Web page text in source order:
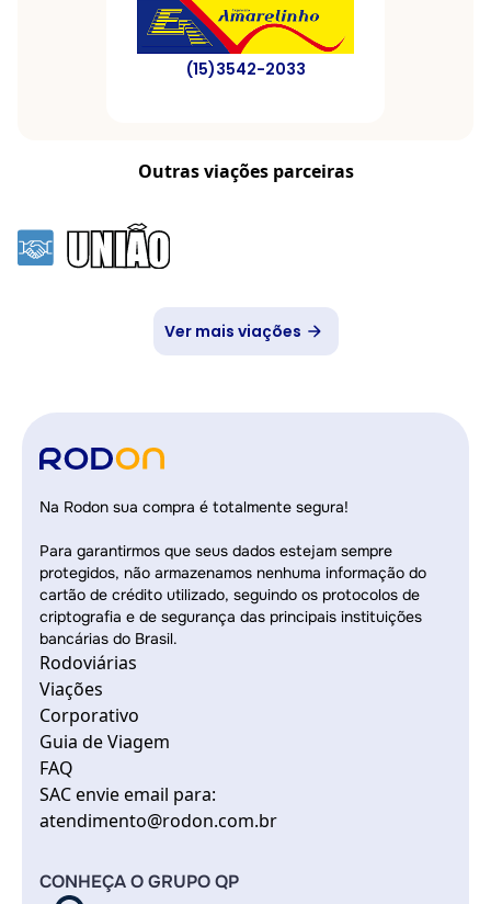
(15)3542-2033
Outras viações parceiras
Ver mais viações
Na Rodon sua compra é totalmente segura!
Para garantirmos que seus dados estejam sempre
protegidos, não armazenamos nenhuma informação do
cartão de crédito utilizado, seguindo os protocolos de
criptografia e de segurança das principais instituições
bancárias do Brasil.
Rodoviárias
Viações
Corporativo
Guia de Viagem
FAQ
SAC envie email para:
atendimento@rodon.com.br
CONHEÇA O GRUPO QP